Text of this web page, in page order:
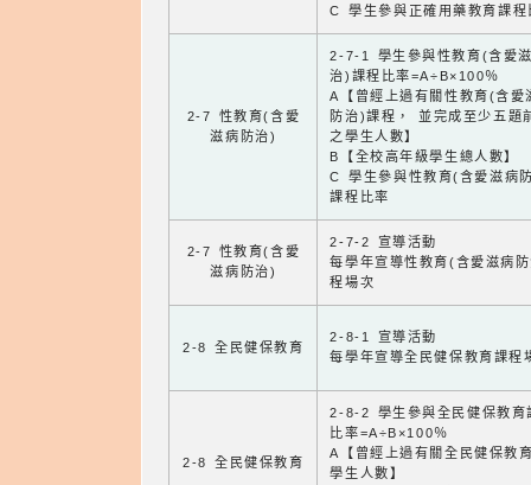
C 學生參與正確用藥教育課程
2-7 性教育(含愛
滋病防治)
2-7-1 學生參與性教育(含愛
治)課程比率=A÷B×100％
A【曾經上過有關性教育(含愛
防治)課程， 並完成至少五題
之學生人數】
B【全校高年級學生總人數】
C 學生參與性教育(含愛滋病
課程比率
2-7 性教育(含愛
滋病防治)
2-7-2 宣導活動
每學年宣導性教育(含愛滋病
程場次
2-8 全民健保教育
2-8-1 宣導活動
每學年宣導全民健保教育課程
2-8 全民健保教育
2-8-2 學生參與全民健保教育
比率=A÷B×100％
A【曾經上過有關全民健保教
學生人數】